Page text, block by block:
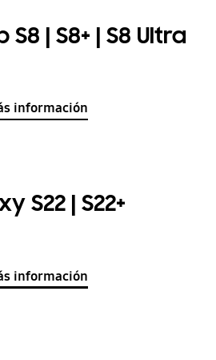
| S8+ | S8 Ultra
información
S22 | S22+
información